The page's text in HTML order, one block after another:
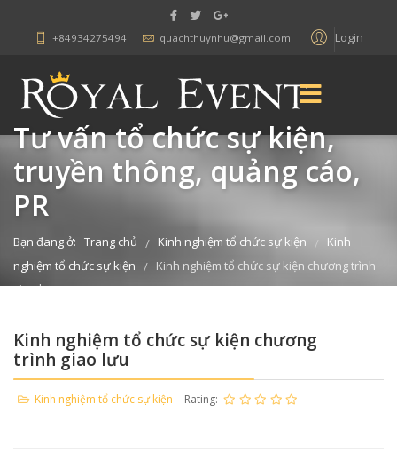
Login
+84934275494 quachthuynhu@gmail.com
Tư vấn tổ chức sự kiện,
truyền thông, quảng cáo,
PR
Bạn đang ở: Trang chủ / Kinh nghiệm tổ chức sự kiện /
Kinh
nghiệm tổ chức sự kiện / Kinh nghiệm tổ chức sự kiện chương trình
giao lưu
Kinh nghiệm tổ chức sự kiện chương
trình giao lưu
Kinh nghiệm tổ chức sự kiện Rating: